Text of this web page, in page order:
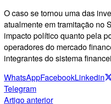
O caso se tornou uma das
atualmente em tramitação no
impacto político quanto pela
operadores do mercado
integrantes do sistema
WhatsAppFacebookLinkedin
Telegram
Artigo anterior